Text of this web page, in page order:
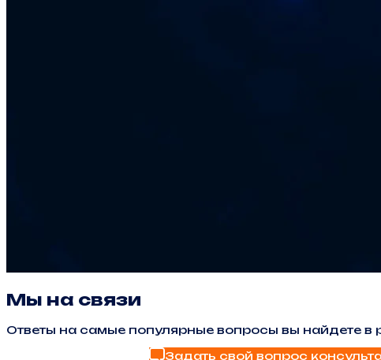
Мы на связи
Ответы на самые популярные вопросы вы найдете
Задать свой вопрос